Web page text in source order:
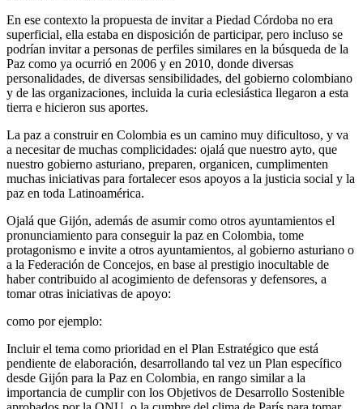
En ese contexto la propuesta de invitar a Piedad Córdoba no era
superficial, ella estaba en disposición de participar, pero incluso se
podrían invitar a personas de perfiles similares en la búsqueda de la
Paz como ya ocurrió en 2006 y en 2010, donde diversas
personalidades, de diversas sensibilidades, del gobierno colombiano
y de las organizaciones, incluida la curia eclesiástica llegaron a esta
tierra e hicieron sus aportes.
La paz a construir en Colombia es un camino muy dificultoso, y va
a necesitar de muchas complicidades: ojalá que nuestro ayto, que
nuestro gobierno asturiano, preparen, organicen, cumplimenten
muchas iniciativas para fortalecer esos apoyos a la justicia social y la
paz en toda Latinoamérica.
Ojalá que Gijón, además de asumir como otros ayuntamientos el
pronunciamiento para conseguir la paz en Colombia, tome
protagonismo e invite a otros ayuntamientos, al gobierno asturiano o
a la Federación de Concejos, en base al prestigio inocultable de
haber contribuido al acogimiento de defensoras y defensores, a
tomar otras iniciativas de apoyo:
como por ejemplo:
Incluir el tema como prioridad en el Plan Estratégico que está
pendiente de elaboración, desarrollando tal vez un Plan específico
desde Gijón para la Paz en Colombia, en rango similar a la
importancia de cumplir con los Objetivos de Desarrollo Sostenible